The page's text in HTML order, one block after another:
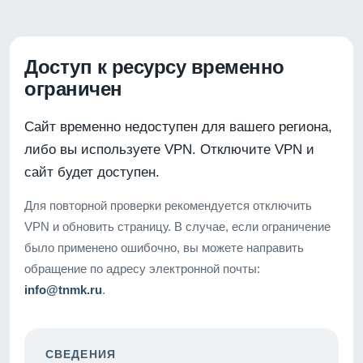
Доступ к ресурсу временно
ограничен
Сайт временно недоступен для вашего региона,
либо вы используете VPN. Отключите VPN и
сайт будет доступен.
Для повторной проверки рекомендуется отключить
VPN и обновить страницу. В случае, если ограничение
было применено ошибочно, вы можете направить
обращение по адресу электронной почты:
info@tnmk.ru.
СВЕДЕНИЯ